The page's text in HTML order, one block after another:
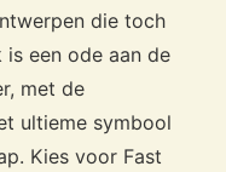
die toch
een ode aan de
met de
ultieme symbool
Kies voor Fast